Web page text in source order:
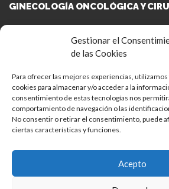
Gestionar el
de las Cookies
Para ofrecer las mejores experiencias,
cookies para almacenar y/o acceder a la
consentimiento de estas tecnologías nos
comportamiento de navegación o las
No consentir o retirar el consentimiento, puede
ciertas características y funciones.
Acepto
GINECOLOGÍA ONCOLÓGICA Y
Cáncer de cuello uterino
Cáncer de endometrio
Cirugía robótica
FERTILIDAD
Fertilidad natural